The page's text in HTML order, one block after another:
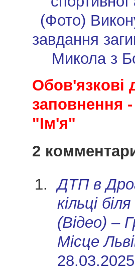
(Фото)
завдання
Микола з
Обов'язкові
заповнення
"Ім'я"
2
ДТП в
кільці
(Відео) –
Місце